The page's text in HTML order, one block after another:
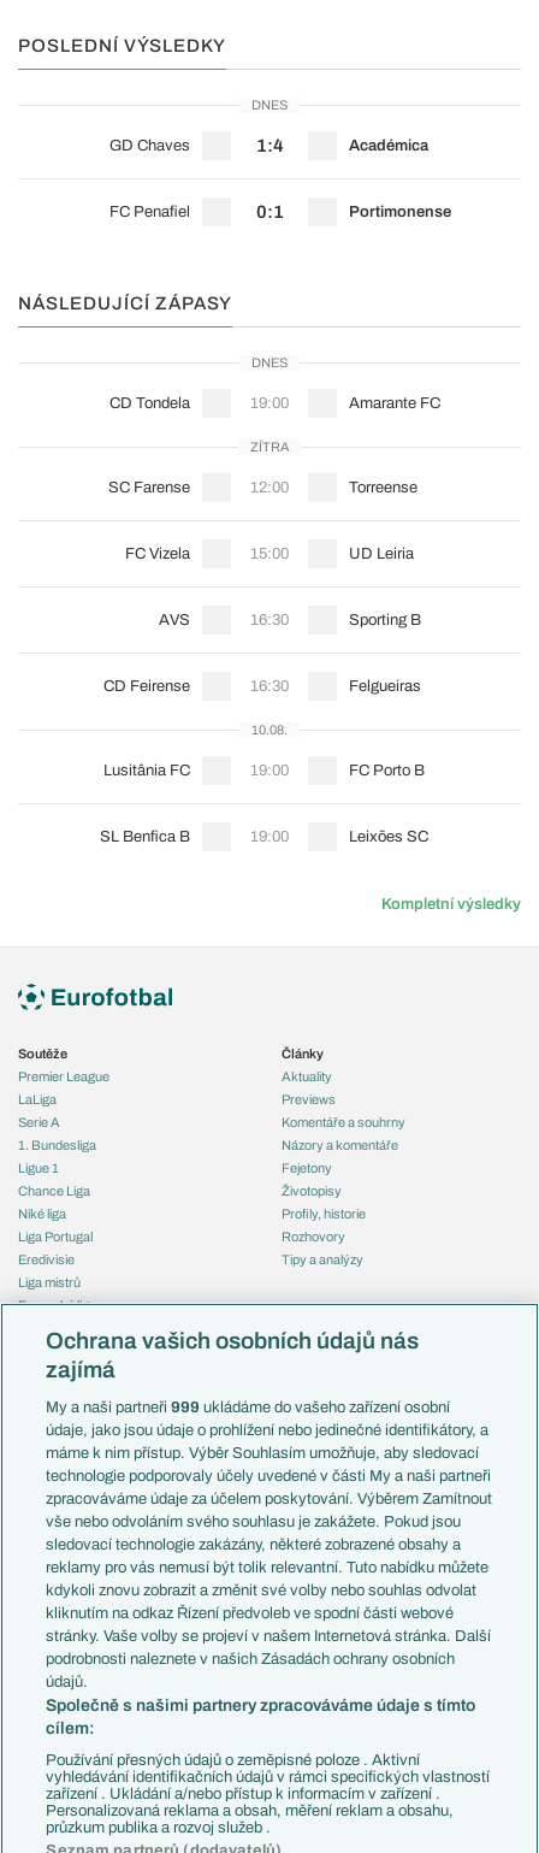
POSLEDNÍ VÝSLEDKY
DNES
GD Chaves 1:4 Académica
FC Penafiel 0:1 Portimonense
NÁSLEDUJÍCÍ ZÁPASY
DNES
CD Tondela 19:00 Amarante FC
ZÍTRA
SC Farense 12:00 Torreense
FC Vizela 15:00 UD Leiria
AVS 16:30 Sporting B
CD Feirense 16:30 Felgueiras
10.08.
Lusitânia FC 19:00 FC Porto B
SL Benfica B 19:00 Leixões SC
Kompletní výsledky
Soutěže
Premier League
LaLiga
Serie A
1. Bundesliga
Ligue 1
Chance Liga
Niké liga
Liga Portugal
Eredivisie
Liga mistrů
Evropská liga
Mistrovství světa
Liga národů
Témata
Představení týmů MS
EuroSkauting
PL v kostce
Evropské koeficienty
Přestupy
Přestupové spekulace
Zranění
Kluby
Arsenal FC
Chelsea FC
Manchester United
AC Milán
Juventus FC
Bayern Mnichov
FC Barcelona
Real Madrid
Články
Aktuality
Previews
Komentáře a souhrny
Názory a komentáře
Fejetony
Životopisy
Profily, historie
Rozhovory
Tipy a analýzy
Česko
Francie
Itálie
Německo
Španělsko
Argentina
Brazílie
Přestupy
Zápasy
Livescore
Tipovací soutěž
Ochrana vašich osobních údajů nás
zajímá
My a naši partneři999 ukládáme do vašeho zařízení osobní
údaje, jako jsou údaje o prohlížení nebo jedinečné identifikátory, a
máme k nim přístup. Výběr Souhlasím umožňuje, aby sledovací
technologie podporovaly účely uvedené v části My a naši partneři
zpracováváme údaje za účelem poskytování. Výběrem Zamítnout
vše nebo odvoláním svého souhlasu je zakážete. Pokud jsou
sledovací technologie zakázány, některé zobrazené obsahy a
reklamy pro vás nemusí být tolik relevantní. Tuto nabídku můžete
kdykoli znovu zobrazit a změnit své volby nebo souhlas odvolat
kliknutím na odkaz Řízení předvoleb ve spodní části webové
stránky. Vaše volby se projeví v našem Internetová stránka. Další
podrobnosti naleznete v našich Zásadách ochrany osobních
údajů.
Společně s našimi partnery zpracováváme údaje s tímto
cílem:
Používání přesných údajů o zeměpisné poloze . Aktivní
vyhledávání identifikačních údajů v rámci specifických vlastností
zařízení . Ukládání a/nebo přístup k informacím v zařízení .
Personalizovaná reklama a obsah, měření reklam a obsahu,
průzkum publika a rozvoj služeb .